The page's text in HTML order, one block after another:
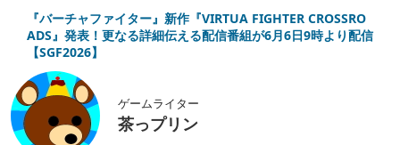
『バーチャファイター』新作『VIRTUA FIGHTER CROSSRO
ADS』発表！更なる詳細伝える配信番組が6月6日9時より配信
【SGF2026】
ゲームライター
茶っプリン